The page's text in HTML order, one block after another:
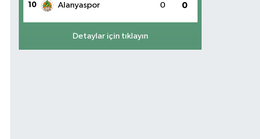
10 Alanyaspor 0 0
Detaylar için tıklayın